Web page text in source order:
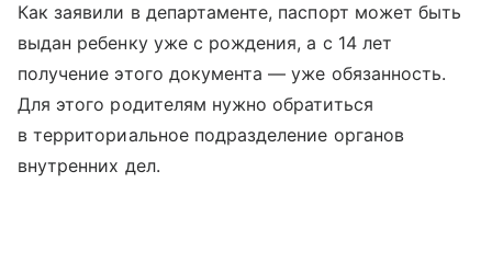
Как заявили в департаменте, паспорт может быть
выдан ребенку уже с рождения, а с 14 лет
получение этого документа — уже обязанность.
Для этого родителям нужно обратиться
в территориальное подразделение органов
внутренних дел.